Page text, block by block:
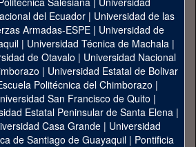
del Ecuador | Universidad de las
Armadas-ESPE | Universidad de
| Universidad Técnica de Machala|
de Otavalo | Universidad Nacional
| Universidad Estatal de Bolivar
Politécnica del Chimborazo |
San Francisco de Quito |
Estatal Peninsular de Santa Elena|
Casa Grande | Universidad
de Santiago de Guayaquil| Pontificia